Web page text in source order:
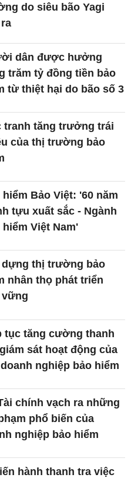
do siêu bão Yagi
dân được hưởng
trăm tỷ đồng tiền bảo
từ thiệt hại do bão số 3
tranh tăng trưởng trái
của thị trường bảo
hiểm Bảo Việt: '60 năm
tựu xuất sắc - Ngành
hiểm Việt Nam'
dựng thị trường bảo
nhân thọ phát triển
vững
tục tăng cường thanh
sát hoạt động của
nghiệp bảo hiểm
chính vạch ra những
phổ biến của
nghiệp bảo hiểm
hành thanh tra việc